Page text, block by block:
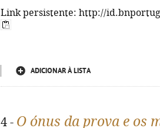
Link persistente: http://
ADICIONAR À LISTA
4 - O ónus da prova e os